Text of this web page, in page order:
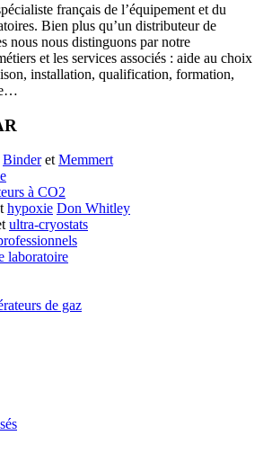
français de l’équipement et du
Bien plus qu’un distributeur de
nous nous distinguons par notre
et les services associés : aide au choix
installation, qualification, formation,
Binderet Memmert
à CO2
hypoxie Don Whitley
ultra-cryostats
laboratoire
de gaz